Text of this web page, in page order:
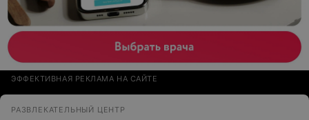
ЭФФЕКТИВНАЯ РЕКЛАМА НА САЙТЕ
РАЗВЛЕКАТЕЛЬНЫЙ ЦЕНТР